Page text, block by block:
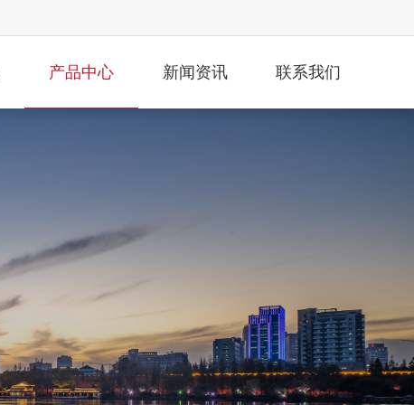
产品中心 新闻资讯 联系我们